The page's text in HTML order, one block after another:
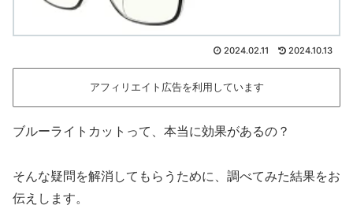
2024.02.11 2024.10.13
アフィリエイト広告を利用しています
ブルーライトカットって、本当に効果があるの？
そんな疑問を解消してもらうために、調べてみた結果をお
伝えします。